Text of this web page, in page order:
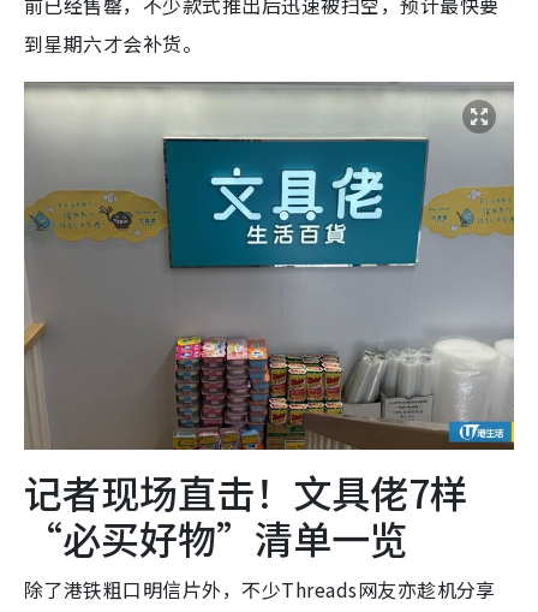
到星期六才会补货。
记者现场直击！文具佬7样
“必买好物”清单一览
除了港铁粗口明信片外，不少Threads网友亦趁机分享